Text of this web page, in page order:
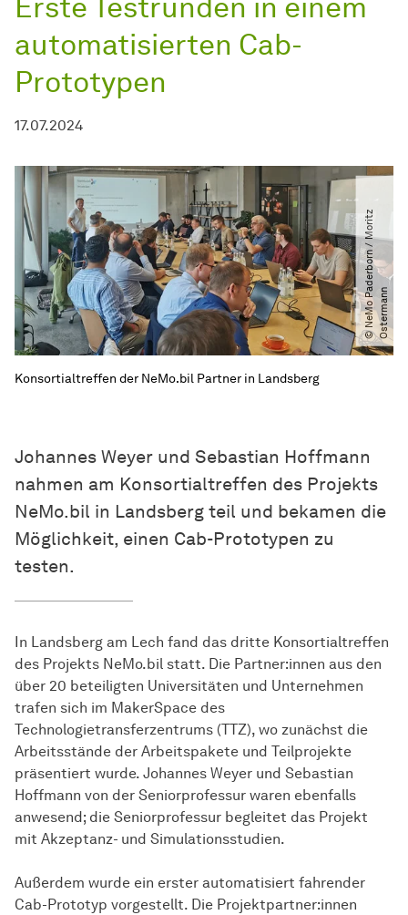
automatisierten Cab-
Prototypen
17.07.2024
©
N
e
M
o
Pa
d
e
r
b
o
r
n
​
/​
M
o
r
i
t
z
O
s
t
e
r
m
a
nn
Konsortialtreffen der NeMo.bil Partner in Landsberg
Johannes Weyer und Sebastian Hoffmann
nahmen am Konsortialtreffen des Projekts
NeMo.bil in Landsberg teil und bekamen die
Möglichkeit, einen Cab-Prototypen zu
testen.
In Landsberg am Lech fand das dritte Konsortialtreffen
des Projekts NeMo.bil statt. Die Partner:innen aus den
über 20 beteiligten Universitäten und Unternehmen
trafen sich im MakerSpace des
Technologietransferzentrums (TTZ), wo zunächst die
Arbeitsstände der Arbeitspakete und Teilprojekte
präsentiert wurde. Johannes Weyer und Sebastian
Hoffmann von der Seniorprofessur waren ebenfalls
anwesend; die Seniorprofessur begleitet das Projekt
mit Akzeptanz- und Simulationsstudien.
Außerdem wurde ein erster automatisiert fahrender
Cab-Prototyp vorgestellt. Die Projektpartner:innen